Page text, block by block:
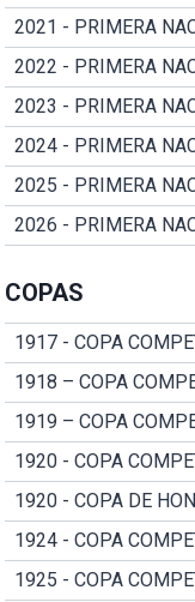
2021 - PRIMERA
2022 - PRIMERA
2023 - PRIMERA
2024 - PRIMERA
2025 - PRIMERA
2026 - PRIMERA
COPAS
1917 - COPA
1918 – COPA
1919 – COPA
1920 - COPA
1920 - COPA DE
1924 - COPA
1925 - COPA